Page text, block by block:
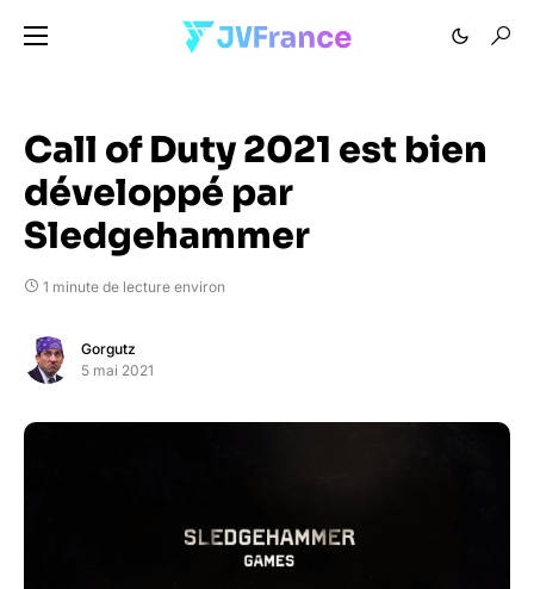
Call of Duty 2021 est bien
développé par
Sledgehammer
1 minute de lecture environ
Gorgutz
5 mai 2021